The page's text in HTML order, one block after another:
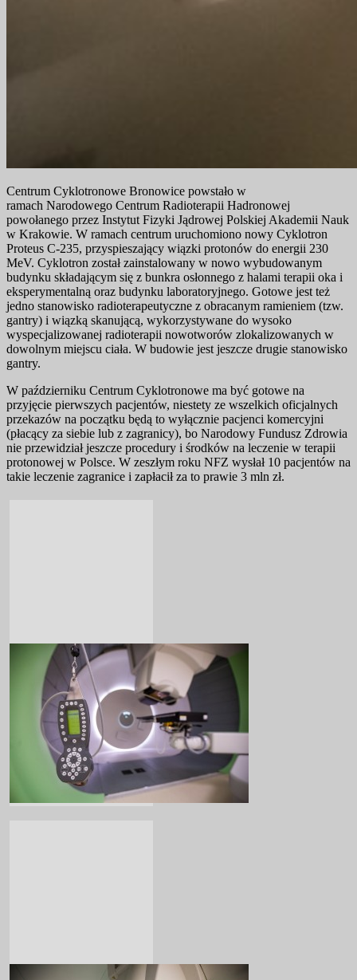
Centrum Cyklotronowe Bronowice powstało w
ramach Narodowego Centrum Radioterapii Hadronowej
powołanego przez Instytut Fizyki Jądrowej Polskiej Akademii Nauk
w Krakowie. W ramach centrum uruchomiono nowy Cyklotron
Proteus C-235, przyspieszający wiązki protonów do energii 230
MeV. Cyklotron został zainstalowany w nowo wybudowanym
budynku składającym się z bunkra osłonnego z halami terapii oka i
eksperymentalną oraz budynku laboratoryjnego. Gotowe jest też
jedno stanowisko radioterapeutyczne z obracanym ramieniem (tzw.
gantry) i wiązką skanującą, wykorzystywane do wysoko
wyspecjalizowanej radioterapii nowotworów zlokalizowanych w
dowolnym miejscu ciała. W budowie jest jeszcze drugie stanowisko
gantry.
W październiku Centrum Cyklotronowe ma być gotowe na
przyjęcie pierwszych pacjentów, niestety ze wszelkich oficjalnych
przekazów na początku będą to wyłącznie pacjenci komercyjni
(płacący za siebie lub z zagranicy), bo Narodowy Fundusz Zdrowia
nie przewidział jeszcze procedury i środków na leczenie w terapii
protonowej w Polsce. W zeszłym roku NFZ wysłał 10 pacjentów na
takie leczenie zagranice i zapłacił za to prawie 3 mln zł.